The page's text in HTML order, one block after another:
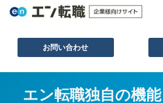
お問い合わせ
採用ノウハウ
エン転職独自の機